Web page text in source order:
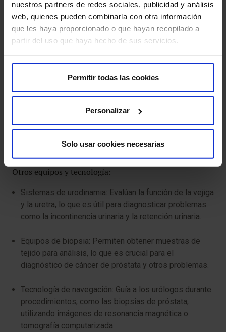
nuestros partners de redes sociales, publicidad y análisis
web, quienes pueden combinarla con otra información
que les haya proporcionado o que hayan recopilado a
partir del uso que haya hecho de sus servicios.
Permitir todas las cookies
Personalizar
Solo usar cookies necesarias
Litotrióstos (dispositivos para romper cálculos):
Utilizan ondas de choque, láser o ultrasonido para
fragmentar cálculos renales y uretrales.
extirpar tejidos y tumores de la vejiga y la próstata
mediante una incisión en la uretra.
visualizar el campo quirúrgico en tiempo real para
mayor precisión y seguridad.
Otros equipos y tecnología:
Sistemas de urodinamia: Evalúan la función de la vejiga
y la uretra, lo que es útil para diagnosticar problemas
como la incontinencia urinaria y la retención urinaria.
Equipos de biopsia: Permiten obtener muestras de
tejido para análisis, lo que es crucial para el
diagnóstico de cáncer de próstata y otros problemas.
Tecnología de navegación: Guía a los urólogos durante
procedimientos, como las biopsias de próstata,
utilizando imágenes de resonancia magnética o
tomografía computarizada.